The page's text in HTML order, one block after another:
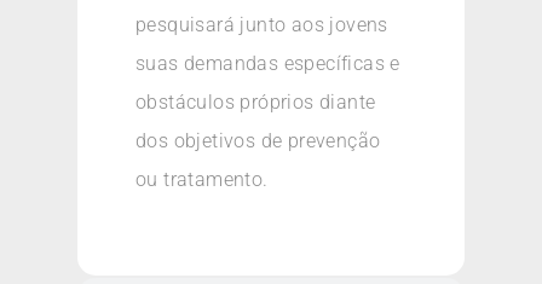
pesquisará junto aos jovens
suas demandas específicas e
obstáculos próprios diante
dos objetivos de prevenção
ou tratamento.